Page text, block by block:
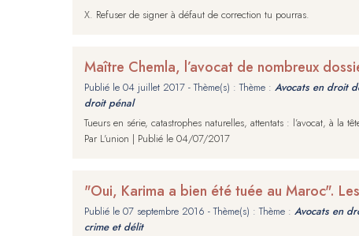
X. Refuser de signer à défaut de correction tu pourras.
Maître Chemla, l’avocat de nombreux
Publié le 04 juillet 2017 - Thème(s) : Thème : Avocats en droit
droit pénal
Tueurs en série, catastrophes naturelles, attentats : l’avocat, à
Par L'union | Publié le 04/07/2017
"Oui, Karima a bien été tuée au Maroc".
Publié le 07 septembre 2016 - Thème(s) : Thème : Avocats en
crime et délit